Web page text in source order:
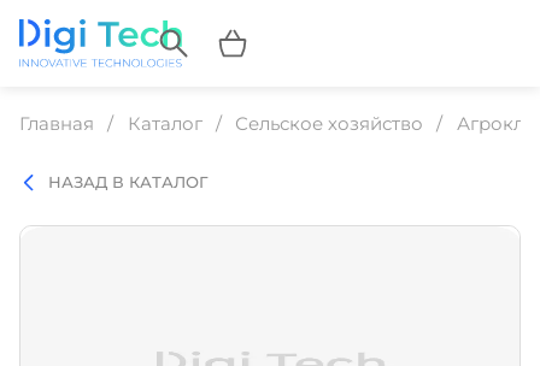
Главная Каталог Сельское хозяйство
НАЗАД В КАТАЛОГ